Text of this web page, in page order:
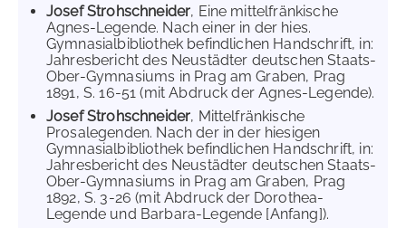
Josef Strohschneider, Eine mittelfränkische
Agnes-Legende. Nach einer in der hies.
Gymnasialbibliothek befindlichen Handschrift, in:
Jahresbericht des Neustädter deutschen Staats-
Ober-Gymnasiums in Prag am Graben, Prag
1891, S. 16-51 (mit Abdruck der Agnes-Legende).
Josef Strohschneider, Mittelfränkische
Prosalegenden. Nach der in der hiesigen
Gymnasialbibliothek befindlichen Handschrift, in:
Jahresbericht des Neustädter deutschen Staats-
Ober-Gymnasiums in Prag am Graben, Prag
1892, S. 3-26 (mit Abdruck der Dorothea-
Legende und Barbara-Legende [Anfang]).